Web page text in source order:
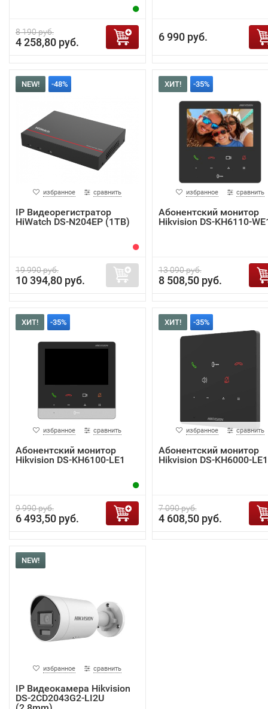
8 190 руб.
4 258,80 руб. 6 990 руб.
NEW! -48%
избранное сравнить
IP Видеорегистратор
HiWatch DS-N204EP (1TB)
19 990 руб.
10 394,80 руб.
ХИТ! -35%
избранное сравнить
Абонентский монитор
Hikvision DS-KH6110-
13 090 руб.
8 508,50 руб.
ХИТ! -35%
избранное сравнить
Абонентский монитор
Hikvision DS-KH6100-LE1
9 990 руб.
6 493,50 руб.
ХИТ! -35%
избранное сравнить
Абонентский монитор
Hikvision DS-KH6000-LE1
7 090 руб.
4 608,50 руб.
NEW!
избранное сравнить
IP Видеокамера Hikvision
DS-2CD2043G2-LI2U